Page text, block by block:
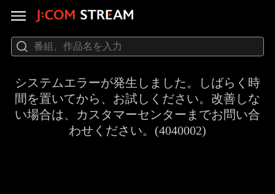
システムエラーが発生しました。しばらく時
間を置いてから、お試しください。改善しな
い場合は、カスタマーセンターまでお問い合
わせください。(4040002)